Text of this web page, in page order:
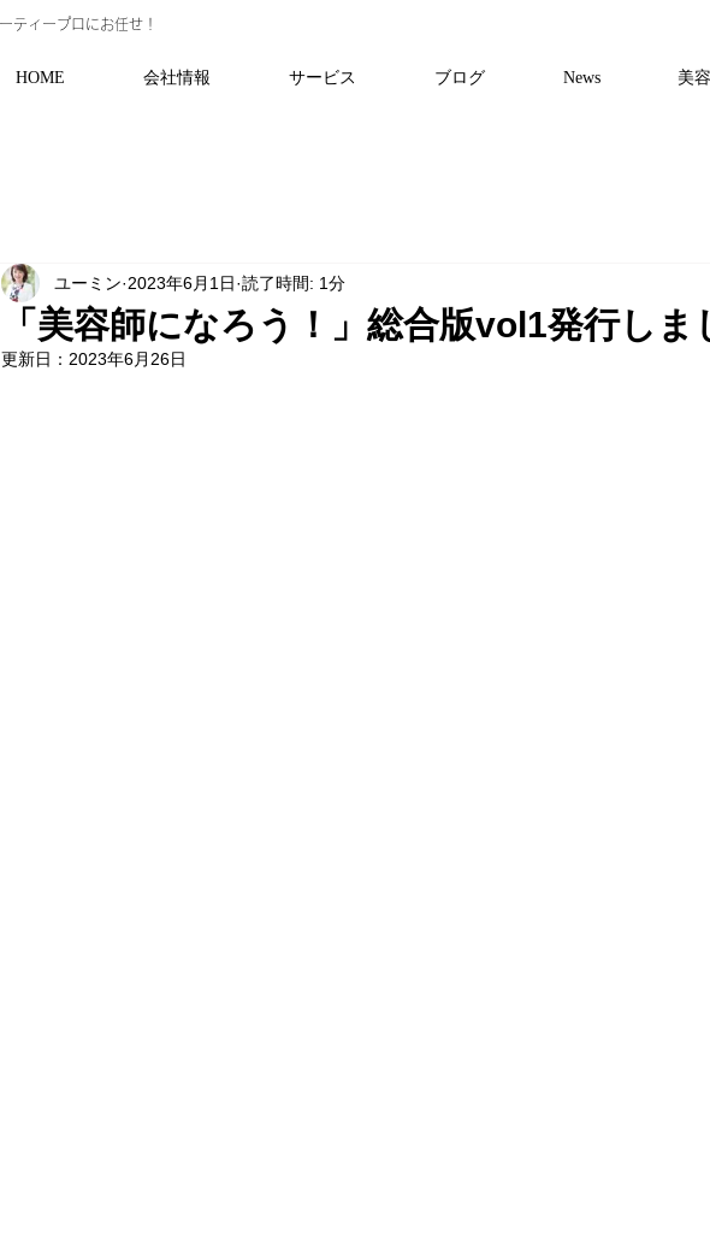
HOME 会社情報 サービス ブログ News 美
「美容師になろう！」総合版vol1発行しま
ユーミン 2023年6月1日 読了時間: 1分
更新日： 2023年6月26日